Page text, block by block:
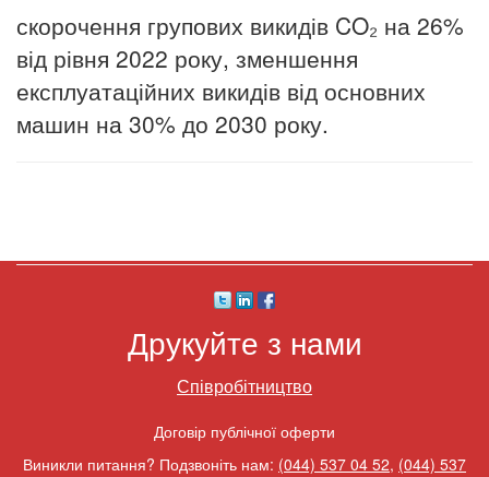
скорочення групових викидів CO₂ на 26%
від рівня 2022 року, зменшення
експлуатаційних викидів від основних
машин на 30% до 2030 року.
Друкуйте з нами
Співробітництво
Договір публічної оферти
Виникли питання? Подзвоніть нам: (044) 537 04 52, (044) 537